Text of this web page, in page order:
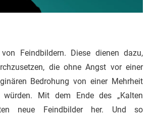
Feindbildern. Diese dienen dazu,
die ohne Angst vor einer
Bedrohung von einer Mehrheit
würden. Mit dem Ende des „Kalten
neue Feindbilder her. Und so